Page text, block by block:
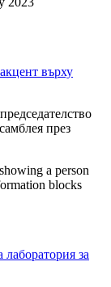
върху
през
лаборатория за